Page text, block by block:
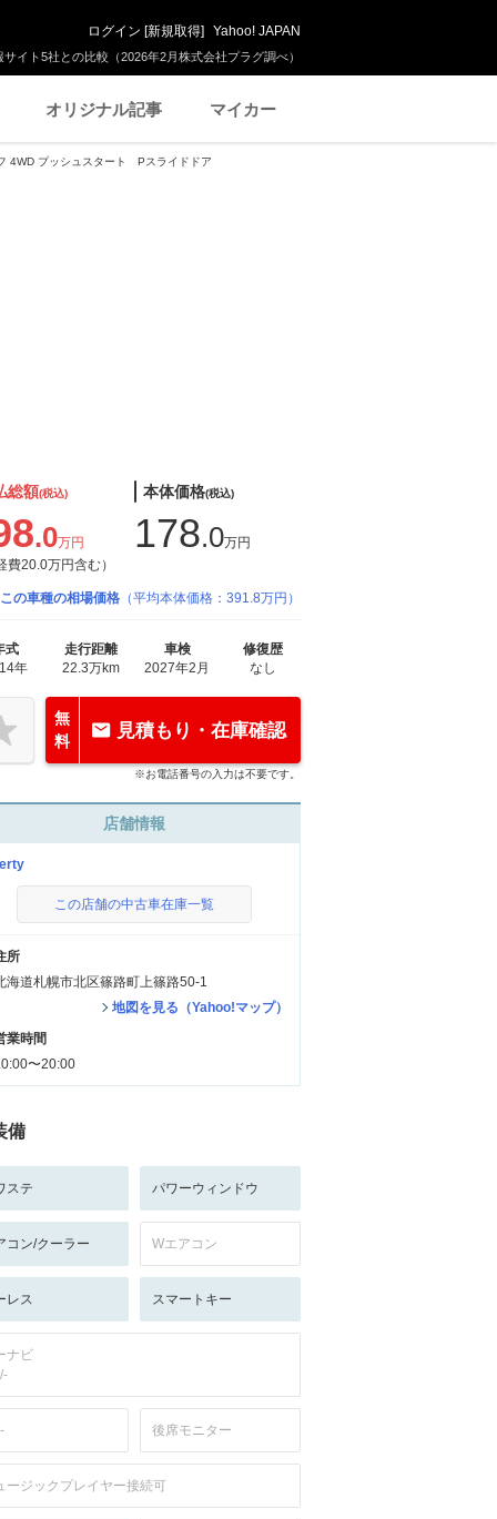
イト5社との比較（2026年2月株式会社プラグ調べ）
ログイン [新規取得] Yahoo! JAPAN
オリジナル記事 マイカー
4WD プッシュスタート Pスライドドア
総額(税込)
.0万円
費20.0万円含む）
本体価格(税込)
178.0万円
この車種の相場価格 （平均本体価格：391.8万円）
式
年
走行距離
22.3万km
車検
2027年2月
修復歴
なし
無
料
見積もり・在庫確認
※お電話番号の入力は不要です。
店舗情報
この店舗の中古車在庫一覧
所
海道札幌市北区篠路町上篠路50-1
地図を見る（Yahoo!マップ）
業時間
〜20:00
備
ステ パワーウィンドウ
コン/クーラー Wエアコン
レス スマートキー
ナビ
後席モニター
ージックプレイヤー接続可